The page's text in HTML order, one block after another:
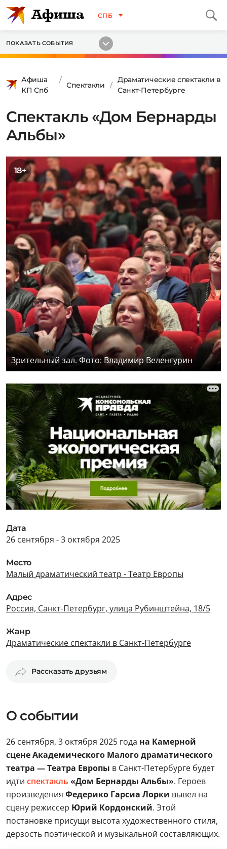
СПБ
ПОКАЗАТЬ СОБЫТИЯ
Афиша
КП Спб
Спектакли
Драматические спектакли в
Санкт-Петербурге
Спектакль «Дом Бернарды
Альбы»
18+
Зрительный зал. Фото: Владимир Веленгурин
Дата
26 сентября - 3 октября 2025
Место
Малый драматический театр - Театр Европы
Адрес
Россия, Санкт-Петербург, улица Рубинштейна, 18/5
Жанр
Драматические спектакли в Санкт-Петербурге
Рассказать друзьям
О событии
26 сентября, 3 октября 2025 года на Камерной
сцене Академического Малого драматического
театра — Театра Европы в Санкт-Петербурге будет
идти спектакль «Дом Бернарды Альбы». Героев
произведения Федерико Гарсиа Лорки вывел на
сцену режиссер Юрий Кордонский. Этой
постановке присущи высота художественного стиля,
дерзость поэтической и музыкальной составляющих.